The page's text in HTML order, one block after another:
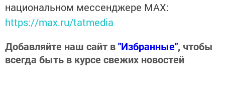
национальном мессенджере MАХ:
https://max.ru/tatmedia
Добавляйте наш сайт в"Избранные", чтобы
всегда быть в курсе свежих новостей